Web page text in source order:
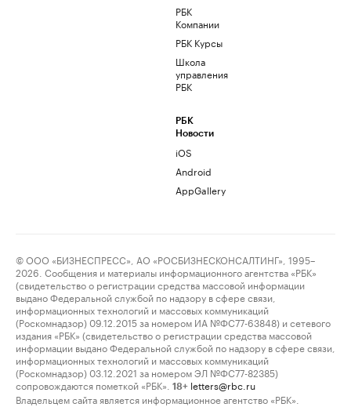
РБК
Компании
РБК Курсы
Школа
управления
РБК
РБК
Новости
iOS
Android
AppGallery
© ООО «БИЗНЕСПРЕСС», АО «РОСБИЗНЕСКОНСАЛТИНГ», 1995–
2026. Сообщения и материалы информационного агентства «РБК»
(свидетельство о регистрации средства массовой информации
выдано Федеральной службой по надзору в сфере связи,
информационных технологий и массовых коммуникаций
(Роскомнадзор) 09.12.2015 за номером ИА №ФС77-63848) и сетевого
издания «РБК» (свидетельство о регистрации средства массовой
информации выдано Федеральной службой по надзору в сфере связи,
информационных технологий и массовых коммуникаций
(Роскомнадзор) 03.12.2021 за номером ЭЛ №ФС77-82385)
сопровождаются пометкой «РБК».
18+ letters@rbc.ru
Владельцем сайта является информационное агентство «РБК».